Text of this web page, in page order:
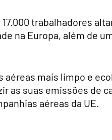
trabalhadores
na Europa, além de
aéreas mais limpo e
as suas emissões de
aéreas da UE.